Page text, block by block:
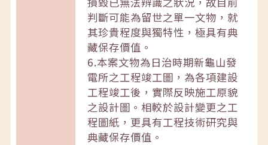
判斷可能為留世之單一文物，就
其珍貴程度與獨特性，極具有典
藏保存價值。
6.本案文物為日治時期新龜山發
電所之工程竣工圖，為各項建設
工程竣工後，實際反映施工原貌
之設計圖。相較於設計變更之工
程圖紙，更具有工程技術研究與
典藏保存價值。